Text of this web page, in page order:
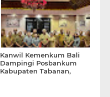
Kanwil Kemenkum Bali
Dampingi Posbankum
Kabupaten Tabanan,